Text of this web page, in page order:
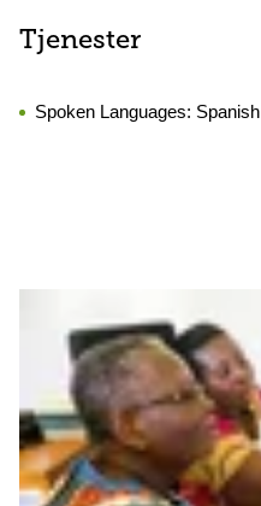
Tjenester
Spoken Languages: Spanish